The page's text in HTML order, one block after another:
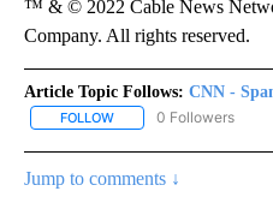
™ & © 2022 Cable News
Company. All rights reserved.
Article Topic Follows: CNN -
FOLLOW FOLLOW "CNN -
0 Followers
Jump to comments ↓